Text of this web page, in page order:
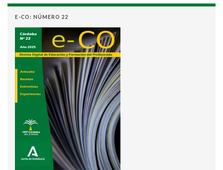
E-CO: NÚMERO 22